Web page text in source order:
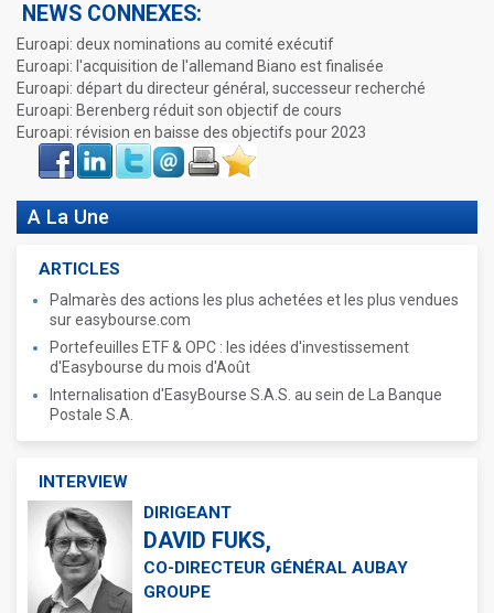
NEWS CONNEXES:
Euroapi: deux nominations au comité exécutif
Euroapi: l'acquisition de l'allemand Biano est finalisée
Euroapi: départ du directeur général, successeur recherché
Euroapi: Berenberg réduit son objectif de cours
Euroapi: révision en baisse des objectifs pour 2023
Face
book
LinkIn Twitter Envoyer ImprimerFavoris
A La Une
ARTICLES
Palmarès des actions les plus achetées et les plus vendues
sur easybourse.com
Portefeuilles ETF & OPC : les idées d'investissement
d'Easybourse du mois d'Août
Internalisation d'EasyBourse S.A.S. au sein de La Banque
Postale S.A.
INTERVIEW
DIRIGEANT
DAVID FUKS,
CO-DIRECTEUR GÉNÉRAL AUBAY
GROUPE